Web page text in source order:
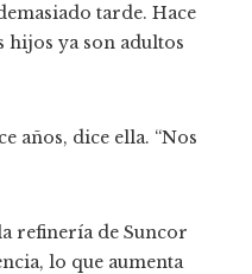
tarde. Hace
hijos ya son adultos
años, dice ella. “Nos
refinería de Suncor
lo que aumenta